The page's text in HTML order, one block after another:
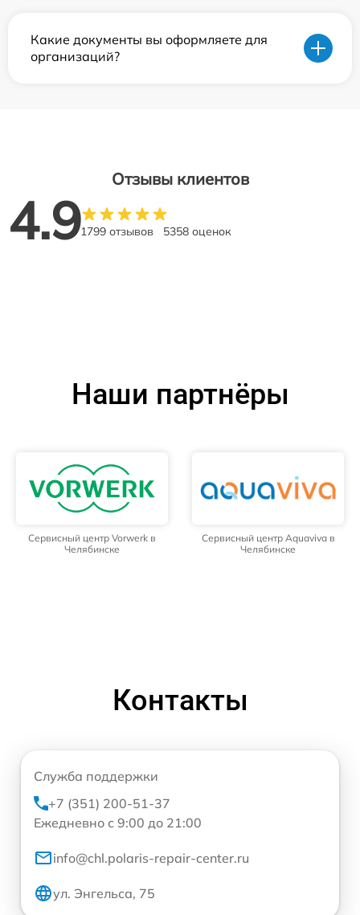
Какие документы вы оформляете для
организаций?
Отзывы клиентов
4.91799 отзывов 5358 оценок
Наши партнёры
Сервисный центр Vorwerk в
Челябинске
Сервисный центр Aquaviva в
Челябинске
Контакты
Служба поддержки
+7 (351) 200-51-37
Ежедневно с 9:00 до 21:00
info@chl.polaris-repair-center.ru
ул. Энгельса, 75